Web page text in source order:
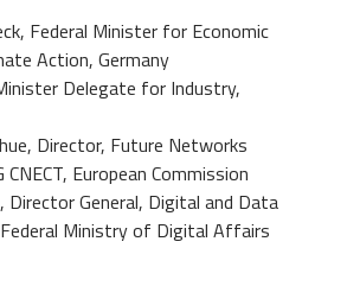
Federal Minister for Economic
Action, Germany
Delegate for Industry,
Director, Future Networks
European Commission
Director General, Digital and Data
Federal Ministry of Digital Affairs